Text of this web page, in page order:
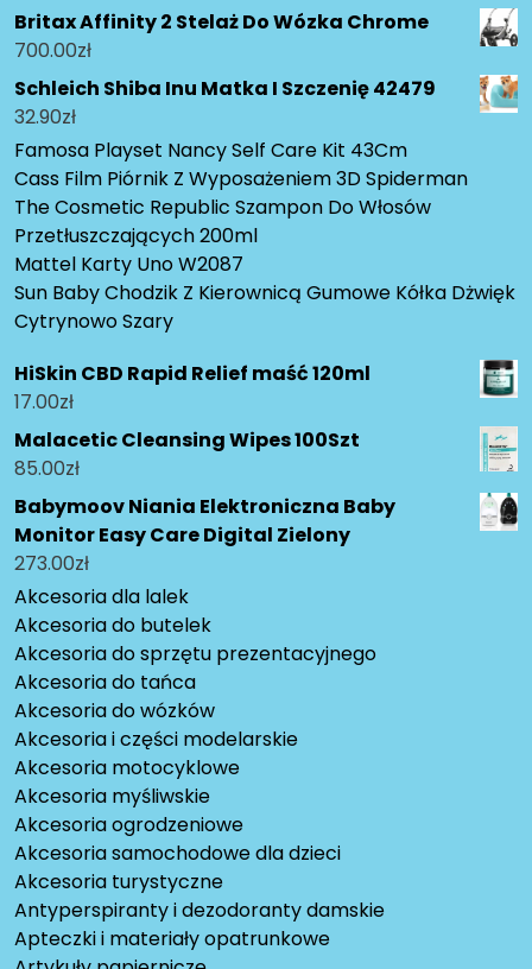
Britax Affinity 2 Stelaż Do Wózka Chrome
700.00zł
Schleich Shiba Inu Matka I Szczenię 42479
32.90zł
Famosa Playset Nancy Self Care Kit 43Cm
Cass Film Piórnik Z Wyposażeniem 3D Spiderman
The Cosmetic Republic Szampon Do Włosów
Przetłuszczających 200ml
Mattel Karty Uno W2087
Sun Baby Chodzik Z Kierownicą Gumowe Kółka Dżwięk
Cytrynowo Szary
HiSkin CBD Rapid Relief maść 120ml
17.00zł
Malacetic Cleansing Wipes 100Szt
85.00zł
Babymoov Niania Elektroniczna Baby
Monitor Easy Care Digital Zielony
273.00zł
Akcesoria dla lalek
Akcesoria do butelek
Akcesoria do sprzętu prezentacyjnego
Akcesoria do tańca
Akcesoria do wózków
Akcesoria i części modelarskie
Akcesoria motocyklowe
Akcesoria myśliwskie
Akcesoria ogrodzeniowe
Akcesoria samochodowe dla dzieci
Akcesoria turystyczne
Antyperspiranty i dezodoranty damskie
Apteczki i materiały opatrunkowe